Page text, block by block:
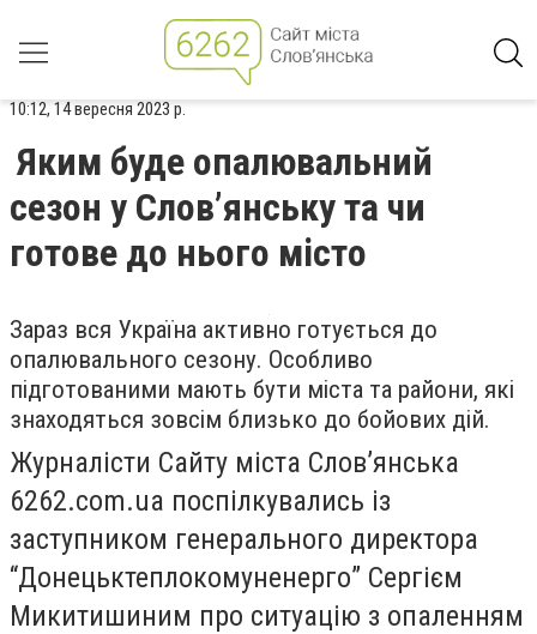
10:12, 14 вересня 2023 р.
Яким буде опалювальний
сезон у Слов’янську та чи
готове до нього місто
Зараз вся Україна активно готується до
опалювального сезону. Особливо
підготованими мають бути міста та райони, які
знаходяться зовсім близько до бойових дій.
Журналісти Сайту міста Слов’янська
6262.com.ua поспілкувались із
заступником генерального директора
“Донецьктеплокомуненерго” Сергієм
Микитишиним про ситуацію з опаленням